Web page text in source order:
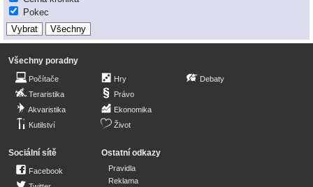
Pokec
Všechny poradny
Počítače
Teraristika
Akvaristika
Kutilství
Hry
Právo
Ekonomika
Život
Debaty
Sociální sítě
Facebook
Ostatní odkazy
Pravidla
Reklama